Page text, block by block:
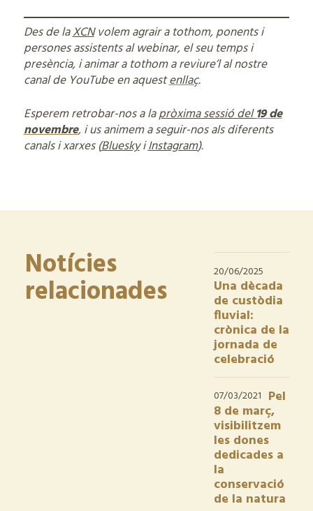
Des de laXCNvolem agrair a tothom, ponents i
persones assistents al webinar, el seu temps i
presència, i animar a tothom a reviure’l al nostre
canal de YouTube en aquestenllaç.
Esperem retrobar-nos a lapròxima sessió del19 de
novembre, i us animem a seguir-nos als diferents
canals i xarxes (BlueskyiInstagram).
Notícies
relacionades
20/06/2025
Una dècada
de custòdia
fluvial:
crònica de la
jornada de
celebració
07/03/2021 Pel
8 de març,
visibilitzem
les dones
dedicades a
la
conservació
de la natura